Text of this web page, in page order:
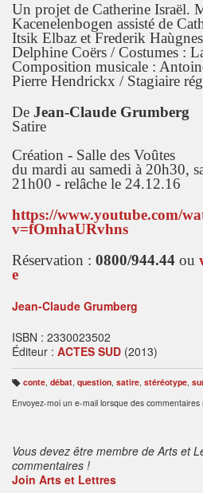
Un projet de Catherine Israël.
Kacenelenbogen assisté de
Itsik Elbaz et Frederik
Delphine Coërs / Costumes :
Composition musicale :
Pierre Hendrickx / Stagiaire
De Jean-Claude Grumberg
Satire
Création - Salle des Voûtes
du mardi au samedi à 20h30,
21h00 - relâche le 24.12.16
https://www.youtube.com/
v=fOmhaURvhns
Réservation : 0800/944.44 ou
e
Jean-Claude Grumberg
ISBN : 2330023502
Éditeur : ACTES SUD (2013)
B
ali
s
conte, débat, question, satire, stéréotype,
Envoyez-moi un e-mail lorsque des commentaires
Vous devez être membre de Arts et
commentaires !
Join Arts et Lettres